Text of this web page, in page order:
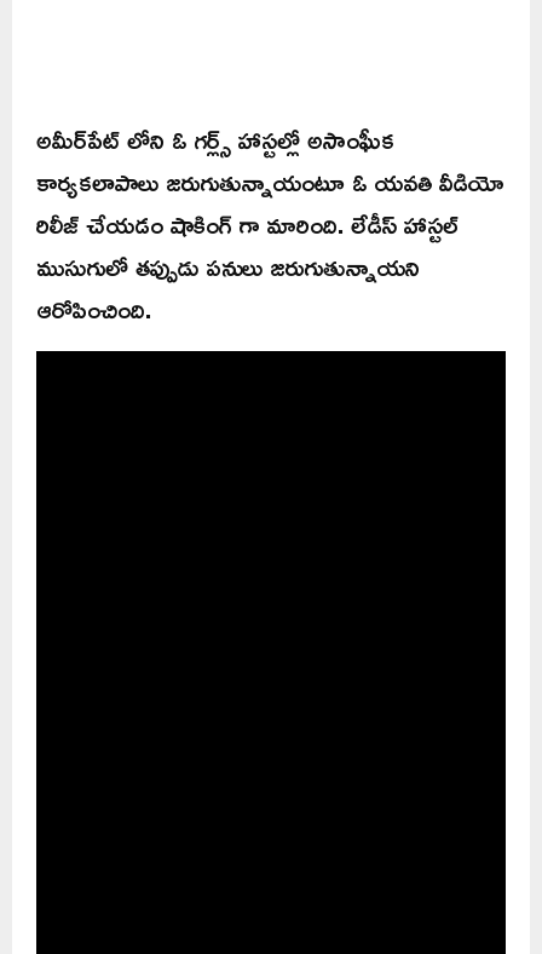
అమీర్‌పేట్‌ లోని ఓ గర్ల్స్ హాస్టల్లో అసాంఘీక
కార్యకలాపాలు జరుగుతున్నాయంటూ ఓ యవతి వీడియో
రిలీజ్ చేయడం షాకింగ్ గా మారింది. లేడీస్ హాస్టల్
ముసుగులో తప్పుడు పనులు జరుగుతున్నాయని
ఆరోపించింది.